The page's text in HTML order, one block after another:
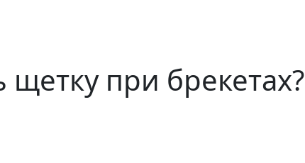
щетку при брекетах?